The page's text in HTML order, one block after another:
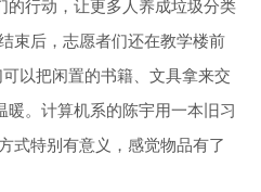
的行动，让更多人养成垃圾分类
束后，志愿者们还在教学楼前
以把闲置的书籍、文具拿来交
。计算机系的陈宇用一本旧习
式特别有意义，感觉物品有了